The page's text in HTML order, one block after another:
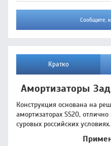
Сообщите,
Кратко
Амортизаторы
Конструкция основана на
амортизаторах SS20,
суровых российских условиях.